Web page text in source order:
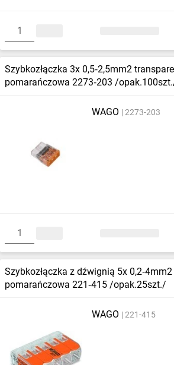
Szybkozłączka 3x 0,5‑2,5mm2
pomarańczowa 2273‑203 /
WAGO 2273-203
Szybkozłączka z dźwignią 5x
pomarańczowa 221‑415 /opak.25szt./
WAGO 221-415